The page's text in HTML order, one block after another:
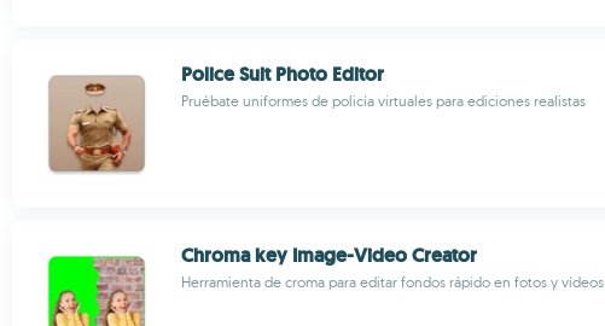
Police Suit Photo Editor
Pruébate uniformes de policía virtuales para ediciones realistas
Chroma key Image-Video Creator
Herramienta de croma para editar fondos rápido en fotos y vídeos